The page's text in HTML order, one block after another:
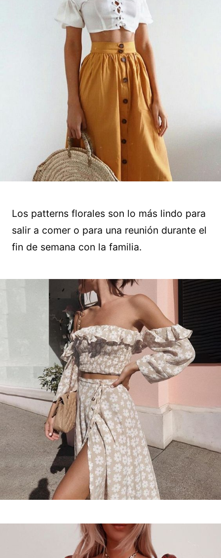
Los patterns florales son lo más lindo para
salir a comer o para una reunión durante el
fin de semana con la familia.